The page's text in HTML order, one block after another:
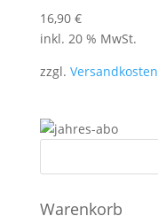
16,90 €
inkl. 20 % MwSt.
zzgl. Versandkosten
Warenkorb